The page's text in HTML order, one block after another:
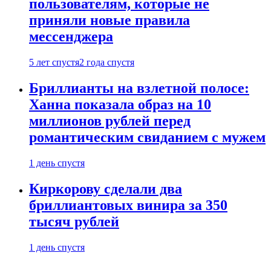
пользователям, которые не
приняли новые правила
мессенджера
5 лет спустя2 года спустя
Бриллианты на взлетной полосе:
Ханна показала образ на 10
миллионов рублей перед
романтическим свиданием с мужем
1 день спустя
Киркорову сделали два
бриллиантовых винира за 350
тысяч рублей
1 день спустя